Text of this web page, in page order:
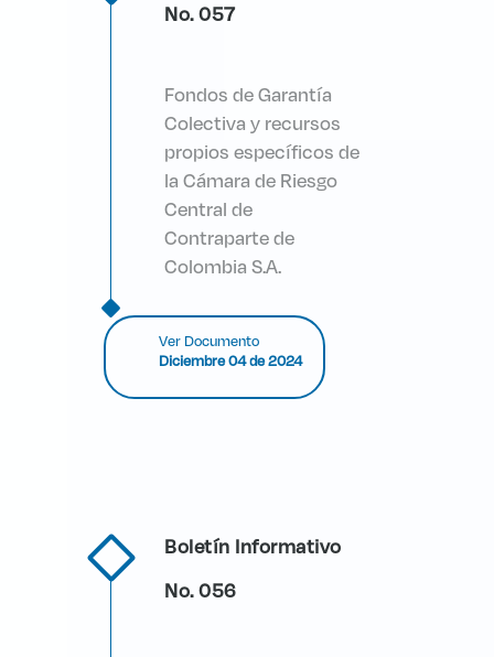
No. 057
Fondos de Garantía
Colectiva y recursos
propios específicos de
la Cámara de Riesgo
Central de
Contraparte de
Colombia S.A.
Ver Documento
Diciembre 04 de 2024
Boletín Informativo
No. 056